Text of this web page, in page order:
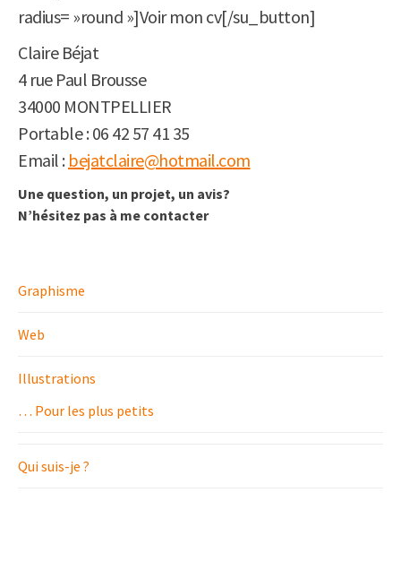
radius= »round »]Voir mon cv[/su_button]
Claire Béjat
4 rue Paul Brousse
34000 MONTPELLIER
Portable : 06 42 57 41 35
Email : bejatclaire@hotmail.com
Une question, un projet, un avis?
N’hésitez pas à me contacter
Graphisme
Web
Illustrations
… Pour les plus petits
Qui suis-je ?